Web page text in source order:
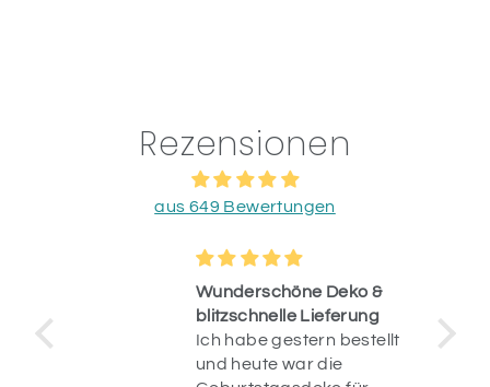
Rezensionen
aus 649 Bewertungen
Wunderschöne Deko &
blitzschnelle Lieferung
Ich habe gestern bestellt
und heute war die